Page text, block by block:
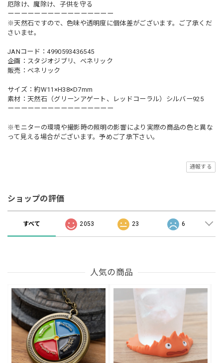
厄除け、魔除け、子供を守る
ーーーーーーーーーーーーーーーー
※天然石ですので、色味や透明度に個体差がございます。ご了承くだ
さいませ。
JANコード：4990593436545
企画：スタジオジブリ、ベネリック
販売：ベネリック
サイズ：約W11×H38×D7mm
素材：天然石（グリーンアゲート、レッドコーラル）シルバー925
ーーーーーーーーーーーーーーーー
※モニターの環境や撮影時の照明の影響により実際の商品の色と異な
って見える場合がございます。予めご了承下さい。
通報する
ショップの評価
すべて 2053 23 6
人気の商品